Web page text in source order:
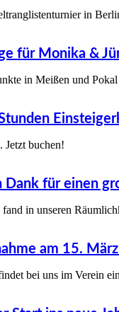
in
für Monika &
in Meißen und
buchen!
Dank für einen
in unseren
am 15.
bei uns im Verein